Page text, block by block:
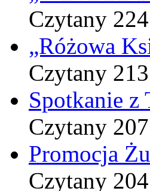
Czytany
„Różowa
Czytany
Spotkanie z
Czytany
Promocja
Czytany